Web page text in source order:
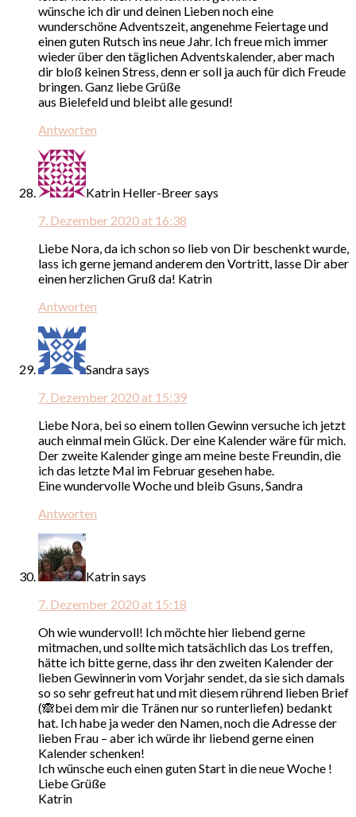
wünsche ich dir und deinen Lieben noch eine
wunderschöne Adventszeit, angenehme Feiertage und
einen guten Rutsch ins neue Jahr. Ich freue mich immer
wieder über den täglichen Adventskalender, aber mach
dir bloß keinen Stress, denn er soll ja auch für dich Freude
bringen. Ganz liebe Grüße
aus Bielefeld und bleibt alle gesund!
Antworten
Katrin Heller-Breersays
7. Dezember 2020 at 16:38
Liebe Nora, da ich schon so lieb von Dir beschenkt wurde,
lass ich gerne jemand anderem den Vortritt, lasse Dir aber
einen herzlichen Gruß da! Katrin
Antworten
Sandrasays
7. Dezember 2020 at 15:39
Liebe Nora, bei so einem tollen Gewinn versuche ich jetzt
auch einmal mein Glück. Der eine Kalender wäre für mich.
Der zweite Kalender ginge am meine beste Freundin, die
ich das letzte Mal im Februar gesehen habe.
Eine wundervolle Woche und bleib Gsuns, Sandra
Antworten
Katrinsays
7. Dezember 2020 at 15:18
Oh wie wundervoll! Ich möchte hier liebend gerne
mitmachen, und sollte mich tatsächlich das Los treffen,
hätte ich bitte gerne, dass ihr den zweiten Kalender der
lieben Gewinnerin vom Vorjahr sendet, da sie sich damals
so so sehr gefreut hat und mit diesem rührend lieben Brief
(🙈bei dem mir die Tränen nur so runterliefen) bedankt
hat. Ich habe ja weder den Namen, noch die Adresse der
lieben Frau – aber ich würde ihr liebend gerne einen
Kalender schenken!
Ich wünsche euch einen guten Start in die neue Woche !
Liebe Grüße
Katrin